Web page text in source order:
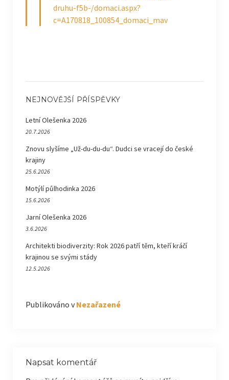
druhu-f5b-/domaci.aspx?
c=A170818_100854_domaci_mav
NEJNOVĚJŠÍ PŘÍSPĚVKY
Letní Olešenka 2026
20.7.2026
Znovu slyšíme „Už-du-du-du“. Dudci se vracejí do české
krajiny
25.6.2026
Motýlí půlhodinka 2026
15.6.2026
Jarní Olešenka 2026
3.6.2026
Architekti biodiverzity: Rok 2026 patří těm, kteří kráčí
krajinou se svými stády
12.5.2026
Publikováno v Nezařazené
Napsat komentář